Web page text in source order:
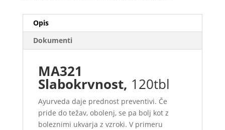
Opis
Dokumenti
MA321
Slabokrvnost, 120tbl
Ayurveda daje prednost preventivi. Če
pride do težav, obolenj, se pa bolj kot z
boleznimi ukvarja z vzroki. V primeru